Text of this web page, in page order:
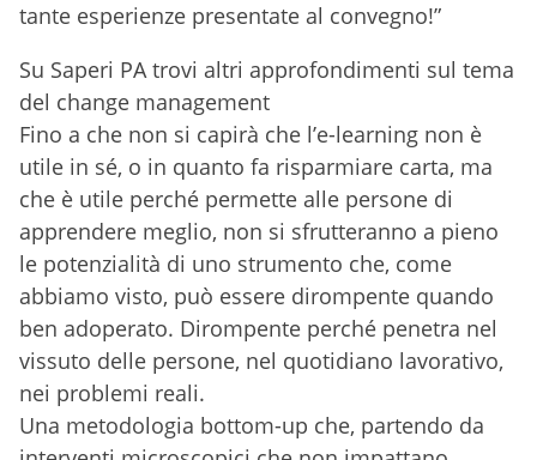
tante esperienze presentate al convegno!”
Su Saperi PA trovi altri approfondimenti sul tema
del change management
Fino a che non si capirà che l’e-learning non è
utile in sé, o in quanto fa risparmiare carta, ma
che è utile perché permette alle persone di
apprendere meglio, non si sfrutteranno a pieno
le potenzialità di uno strumento che, come
abbiamo visto, può essere dirompente quando
ben adoperato. Dirompente perché penetra nel
vissuto delle persone, nel quotidiano lavorativo,
nei problemi reali.
Una metodologia bottom-up che, partendo da